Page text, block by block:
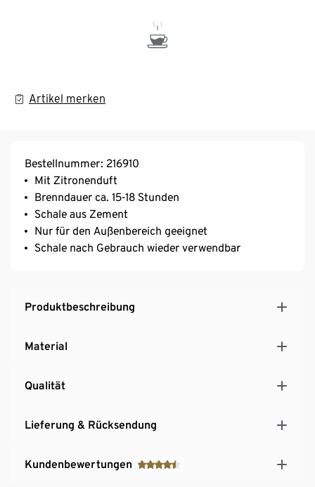
Artikel merken
Bestellnummer: 216910
Mit Zitronenduft
Brenndauer ca. 15-18 Stunden
Schale aus Zement
Nur für den Außenbereich geeignet
Schale nach Gebrauch wieder verwendbar
Produktbeschreibung
Material
Qualität
Lieferung & Rücksendung
Kundenbewertungen